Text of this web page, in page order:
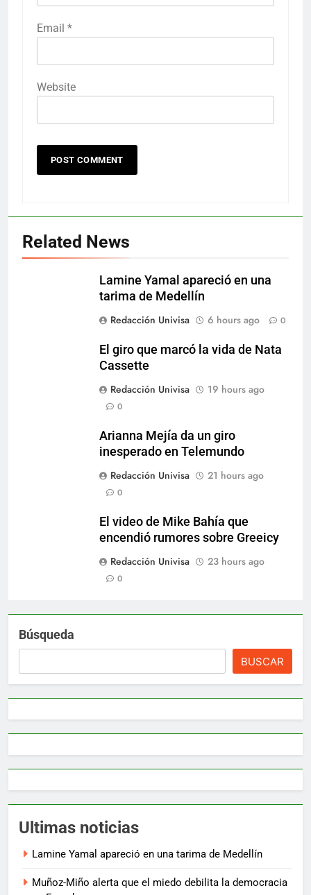
Email *
Website
Related News
Lamine Yamal apareció en una
tarima de Medellín
Redacción Univisa
6 hours ago 0
El giro que marcó la vida de Nata
Cassette
Redacción Univisa
19 hours ago
0
Arianna Mejía da un giro
inesperado en Telemundo
Redacción Univisa
21 hours ago
0
El video de Mike Bahía que
encendió rumores sobre Greeicy
Redacción Univisa
23 hours ago
0
Búsqueda
BUSCAR
Ultimas noticias
Lamine Yamal apareció en una tarima de Medellín
Muñoz-Miño alerta que el miedo debilita la democracia